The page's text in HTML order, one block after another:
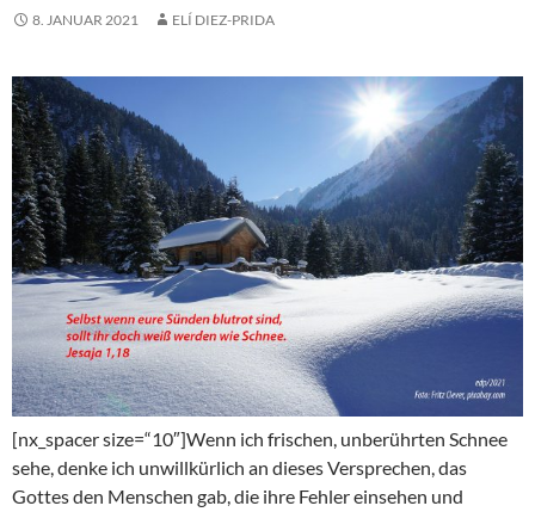
8. JANUAR 2021 ELÍ DIEZ-PRIDA
[nx_spacer size=“10″]Wenn ich frischen, unberührten Schnee
sehe, denke ich unwillkürlich an dieses Versprechen, das
Gottes den Menschen gab, die ihre Fehler einsehen und